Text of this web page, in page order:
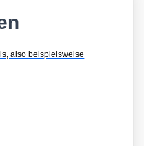
also beispielsweise